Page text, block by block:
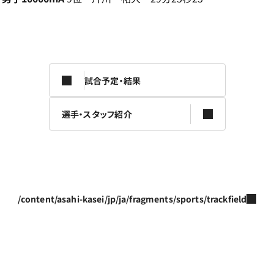
試合予定・結果
選手・スタッフ紹介
/content/asahi-kasei/jp/ja/fragments/sports/trackfield